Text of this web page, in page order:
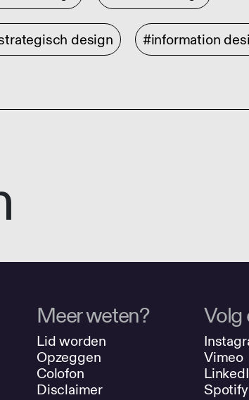
design #information
Meer weten?
Lid worden
Opzeggen
Colofon
Disclaimer
Volg
Vimeo
Spotify